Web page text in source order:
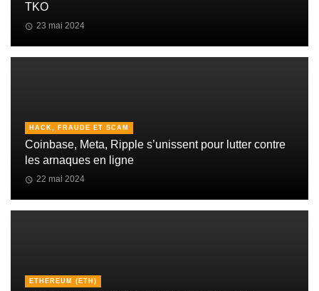
TKO
23 mai 2024
HACK, FRAUDE ET SCAM
Coinbase, Meta, Ripple s’unissent pour lutter contre
les arnaques en ligne
22 mai 2024
ETHEREUM (ETH)